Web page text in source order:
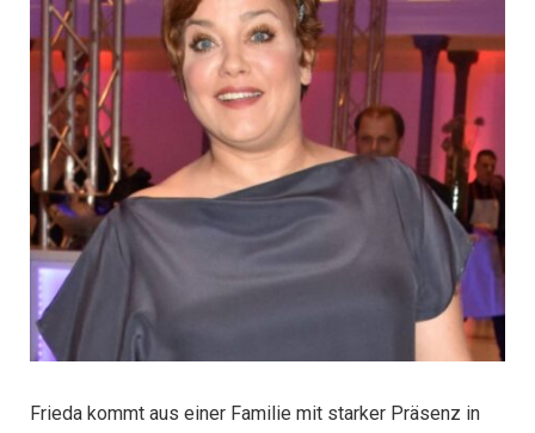
Frieda kommt aus einer Familie mit starker Präsenz in